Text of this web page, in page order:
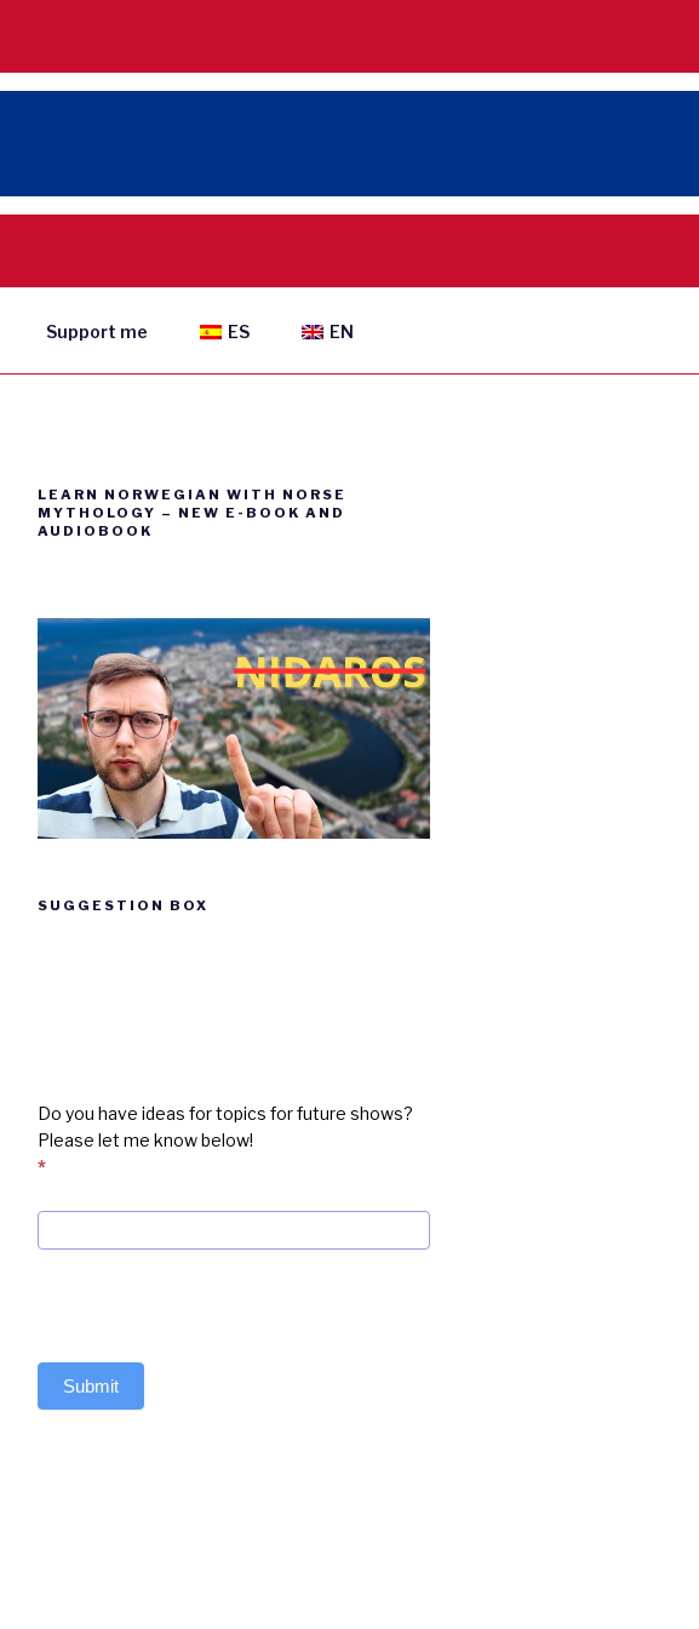
Support me ES EN
LEARN NORWEGIAN WITH NORSE
MYTHOLOGY – NEW E-BOOK AND
AUDIOBOOK
SUGGESTION BOX
Do you have ideas for topics for future shows?
Please let me know below!
*
Submit